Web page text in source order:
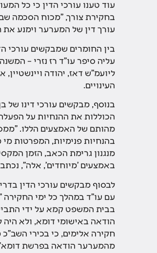
עוד טענו עורכי הדין כי כל
בחקירת צורך, "מכוח הסכמה
עורך דין של המערער וימנע
בין החומרים שמבקשים עורכי
ליועמ"ש דאז, יהודה
העינויים.
בנוסף, מבקשים עורכי דינו של
הכוללות את ההנחיות על
מהותם של האמצעים הללו.
בהנחיות פנימיות, המפרטות
מנגנון גרימת הכאב, הזמן
באמצעים 'מיוחדים', אלה",
לבסוף מבקשים עורכי הדין
עם עו"ד במהלך כל ימי
בבית המשפט קמא על ידי
הודאה באישומי דומא, ולא
חקירה אלימים, כי בכירי
מהמערער הודאה בפרשת